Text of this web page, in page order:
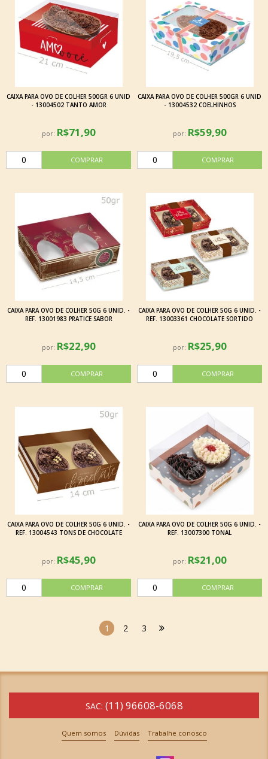
CAIXA PARA OVO DE COLHER 500GR 6 UNID
- 13004502 TANTO AMOR
por: R$71,90
CAIXA PARA OVO DE COLHER 500GR 6 UNID
- 13004532 COELHINHOS
por: R$59,90
CAIXA PARA OVO DE COLHER 50G 6 UNID. -
REF. 13001983 PRATICE SABOR
por: R$22,90
CAIXA PARA OVO DE COLHER 50G 6 UNID. -
REF. 13003361 CHOCOLATE SORTIDO
por: R$25,90
CAIXA PARA OVO DE COLHER 50G 6 UNID. -
REF. 13004543 TONS DE CHOCOLATE
por: R$45,90
CAIXA PARA OVO DE COLHER 50G 6 UNID. -
REF. 13007300 TONAL
por: R$21,00
1 2 3
SAC: (11) 96608-6068
Quem somos Dúvidas Trabalhe conosco